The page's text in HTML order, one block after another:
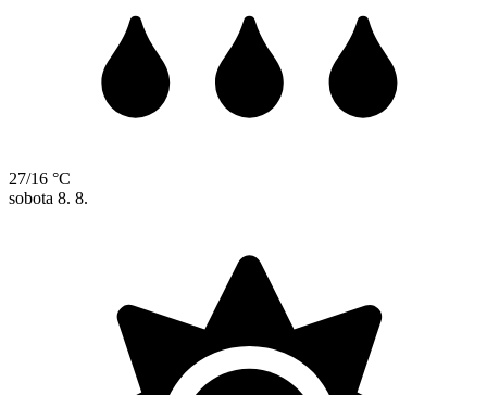
27/16 °C
sobota 8. 8.